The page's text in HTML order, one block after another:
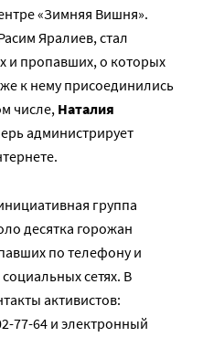
«Зимняя Вишня».
Яралиев, стал
и пропавших, о которых
к нему присоединились
числе, Наталия
администрирует
группа
десятка горожан
по телефону и
сетях. В
активистов:
77-64 и электронный